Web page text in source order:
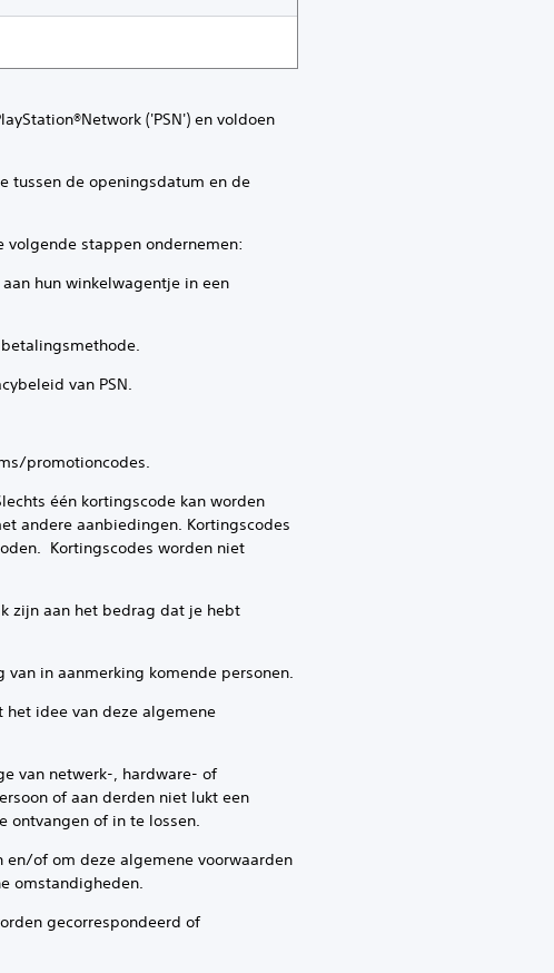
('PSN') en voldoen
tussen de openingsdatum en de
volgende stappen ondernemen:
hun winkelwagentje in een
van PSN.
promotioncodes.
één kortingscode kan worden
andere aanbiedingen. Kortingscodes
Kortingscodes worden niet
zijn aan het bedrag dat je hebt
in aanmerking komende personen.
idee van deze algemene
van netwerk-, hardware- of
of aan derden niet lukt een
ontvangen of in te lossen.
of om deze algemene voorwaarden
omstandigheden.
gecorrespondeerd of